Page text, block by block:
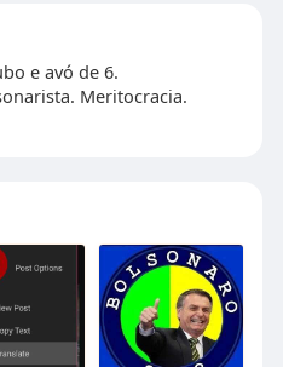
e avó de 6.
Meritocracia.